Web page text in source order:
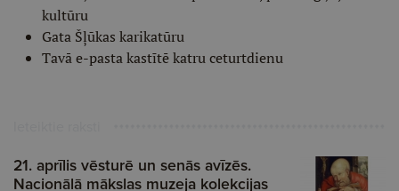
kultūru
Gata Šļūkas karikatūru
Tavā e-pasta kastītē katru ceturtdienu
21. aprīlis vēsturē un senās avīzēs.
Nacionālā mākslas muzeja kolekcijas